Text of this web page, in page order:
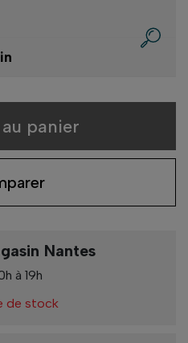
panier
Nantes
à 19h
de stock